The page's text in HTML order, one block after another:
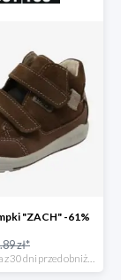
"ZACH" -61%
zł*